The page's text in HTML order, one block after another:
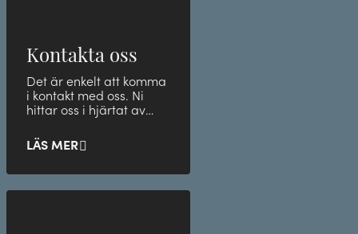
Kontakta oss
Det är enkelt att komma
i kontakt med oss. Ni
hittar oss i hjärtat av
LÄS MER